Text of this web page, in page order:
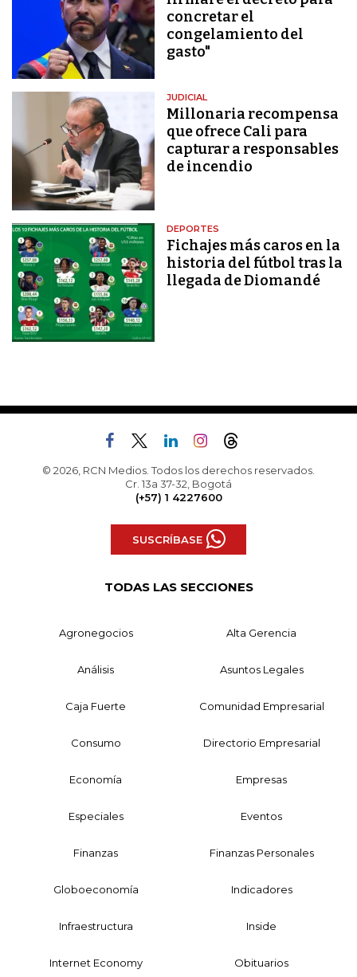
concretar el
congelamiento del
gasto"
JUDICIAL
Millonaria recompensa
que ofrece Cali para
capturar a responsables
de incendio
DEPORTES
Fichajes más caros en la
historia del fútbol tras la
llegada de Diomandé
© 2026, RCN Medios. Todos los derechos reservados.
Cr. 13a 37-32, Bogotá
(+57) 1 4227600
SUSCRÍBASE
TODAS LAS SECCIONES
Agronegocios Alta Gerencia
Análisis Asuntos Legales
Caja Fuerte Comunidad Empresarial
Consumo Directorio Empresarial
Economía Empresas
Especiales Eventos
Finanzas Finanzas Personales
Globoeconomía Indicadores
Infraestructura Inside
Internet Economy Obituarios